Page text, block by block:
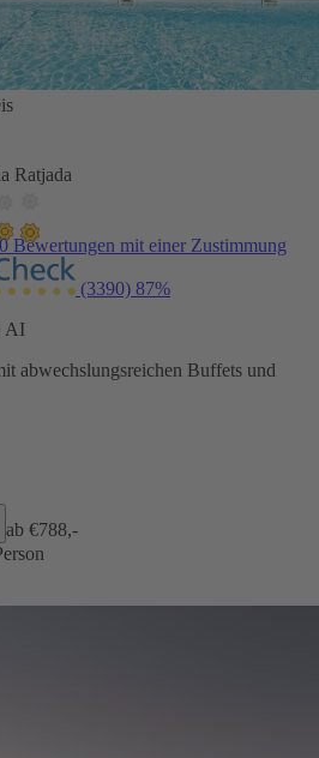
Ratjada
Bewertungen mit einer Zustimmung
(3390) 87%
AI
abwechslungsreichen Buffets und
ab €788,-